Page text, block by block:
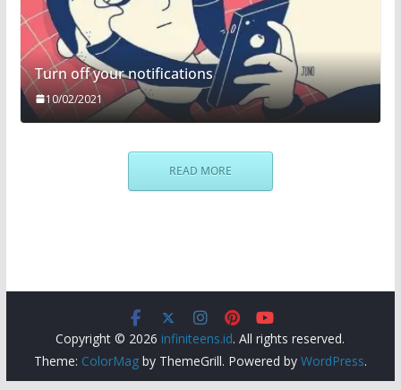
Turn off your notifications
10/02/2021
READ MORE
Copyright © 2026 infiniteens.id. All rights reserved.
Theme: ColorMagby ThemeGrill. Powered by WordPress.